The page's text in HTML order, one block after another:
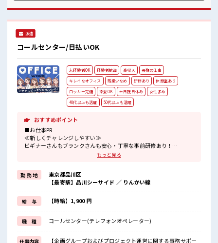
す♪ 明るすぎたり奇抜過ぎなければヘアカラーOK！ 残業は
ほとんどありません！ 高収入もバッチリ目指せますよ！ 丁寧
派遣
コールセンター/日払いOK
未経験者OK 経験者歓迎 高収入
長期の仕事
キレイなオフィス
残業少なめ 研修あり
休憩室あり
ロッカー完備
染髪OK 土日祝日休み
女性多め
40代以上も活躍
50代以上も活躍
おすすめポイント
■お仕事PR
≪新しくチャレンジしやすい≫
ビギナーさんもブランクさんも安心・丁寧な事前研修あり！
ブランクがあっても大丈夫♪
経験はちょっとだけ…という方もOK！
≪女性も働きやすい職場≫
もちろん男性の応募も歓迎ですよ！
≪時間にメリハリを≫
残業はほとんどナシ！
場合によってはお願いすることもあります♪
≪完全週休二日制≫
週末は家族や友人と一緒にプライベート満喫！
≪モチベーションもUP≫
もっと見る
勤 務 地
東京都品川区
【最寄駅】品川シーサイド ／ りんかい線
給 与 【時給】1,900 円
職 種 コールセンター(テレフォンオペレーター)
仕事内容
【企画グループおよびプロジェクト運営に関する事務サポー